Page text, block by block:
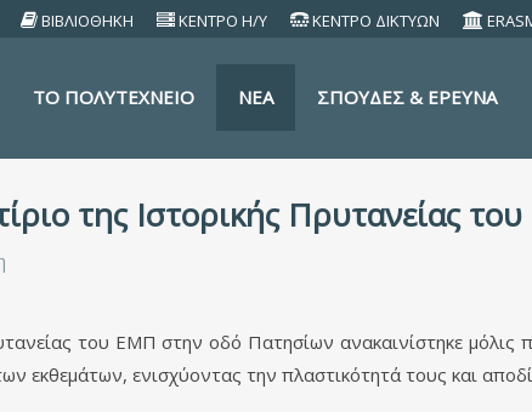
ΒΙΒΛΙΟΘΗΚΗ ΚΕΝΤΡΟ Η/Υ ΚΕΝΤΡΟ ΔΙΚΤΥΩΝ
TO ΠΟΛΥΤΕΧΝΕΙΟ ΝΕΑ ΣΠΟΥΔΕΣ & ΕΡΕΥΝΑ
της Ιστορικής Πρυτανείας
του ΕΜΠ στην οδό Πατησίων ανακαινίστηκε μόλις
εκθεμάτων, ενισχύοντας την πλαστικότητά τους και